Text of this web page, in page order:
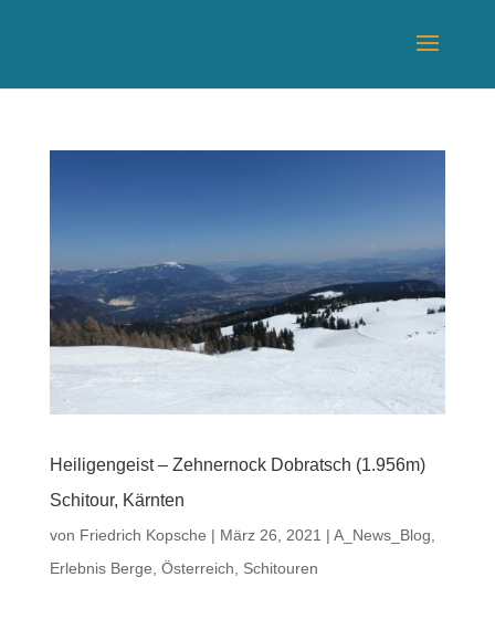
Heiligengeist – Zehnernock Dobratsch (1.956m)
Schitour, Kärnten
von Friedrich Kopsche | März 26, 2021 | A_News_Blog
Erlebnis Berge Österreich Schitouren